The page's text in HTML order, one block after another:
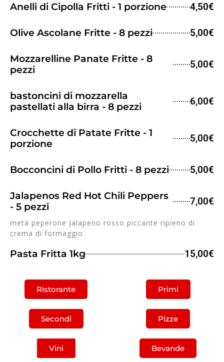
Anelli di Cipolla Fritti - 1 porzione 4,50€
Olive Ascolane Fritte - 8 pezzi 5,00€
Mozzarelline Panate Fritte - 8
pezzi
5,00€
bastoncini di mozzarella
pastellati alla birra - 8 pezzi
6,00€
Crocchette di Patate Fritte - 1
porzione
5,00€
Bocconcini di Pollo Fritti - 8 pezzi 5,00€
Jalapenos Red Hot Chili Peppers
- 5 pezzi
7,00€
metà peperone Jalapeno rosso piccante ripieno di
crema di formaggio
Pasta Fritta 1kg 15,00€
Ristorante Primi
Secondi Pizze
Vini Bevande